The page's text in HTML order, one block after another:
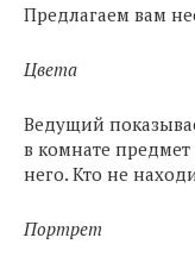
Предлагаем вам
Цвета
Ведущий
в комнате предмет
него. Кто не
Портрет